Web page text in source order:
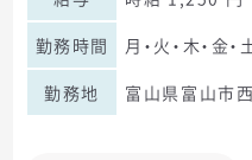
勤務時間
月・火・木・金
勤務地
富山県富山市